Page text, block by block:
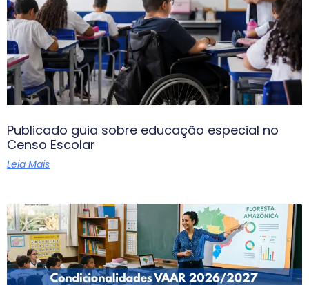
Publicado guia sobre educação especial no
Censo Escolar
Leia Mais